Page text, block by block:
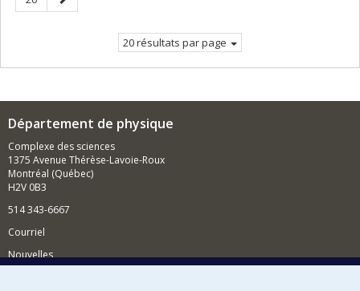
suivante
20 résultats par page
Département de physique
Complexe des sciences
1375 Avenue Thérèse-Lavoie-Roux
Montréal (Québec)
H2V 0B3
514 343-6667
Courriel
Nouvelles